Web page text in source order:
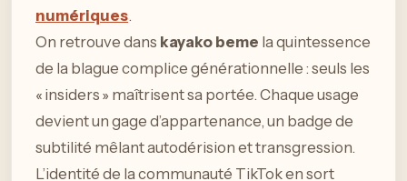
numériques.
On retrouve dans kayako beme la quintessence
de la blague complice générationnelle : seuls les
« insiders » maîtrisent sa portée. Chaque usage
devient un gage d’appartenance, un badge de
subtilité mêlant autodérision et transgression.
L’identité de la communauté TikTok en sort